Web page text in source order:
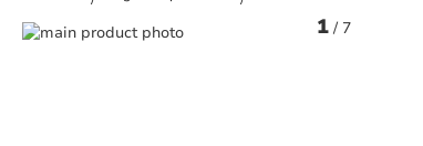
Saltar
1 / 7